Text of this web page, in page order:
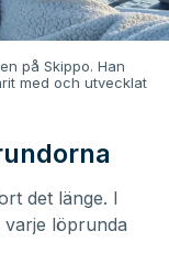
på Skippo. Han
med och utvecklat
det länge. I
varje löprunda